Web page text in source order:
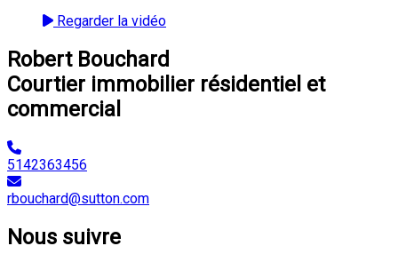
Regarder la vidéo
Robert Bouchard
Courtier immobilier résidentiel et
commercial
5142363456
rbouchard@sutton.com
Nous suivre